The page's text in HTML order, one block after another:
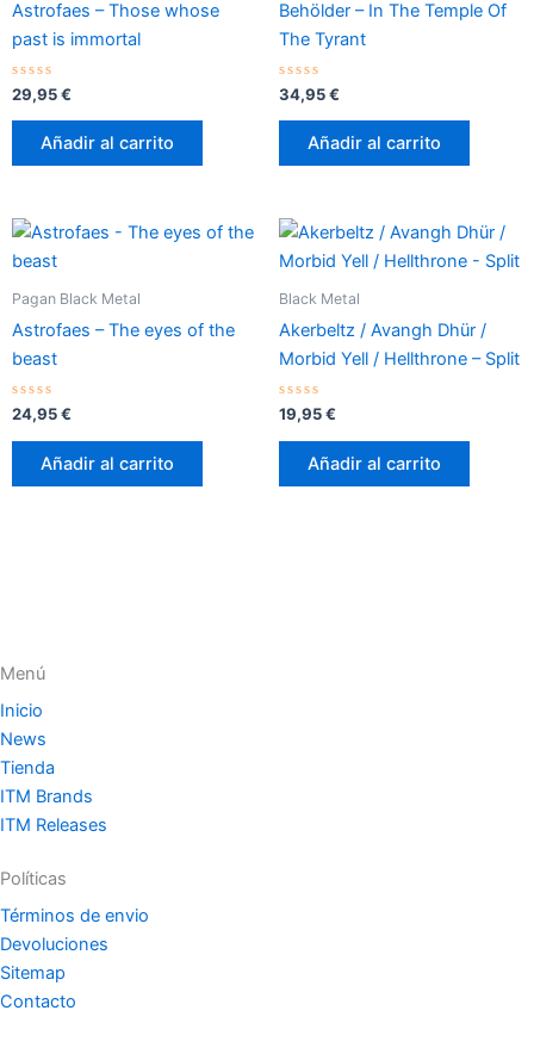
Astrofaes – Those whose
past is immortal
Valorado
con
0
29,95€
Añadir al carrito
Behölder – In The Temple Of
The Tyrant
Valorado
con
0
34,95€
Añadir al carrito
Pagan Black Metal
Astrofaes – The eyes of the
beast
Valorado
con
0
24,95€
Añadir al carrito
Black Metal
Akerbeltz / Avangh Dhür /
Morbid Yell / Hellthrone – Split
Valorado
con
0
19,95€
Añadir al carrito
Menú
Inicio
News
Tienda
ITM Brands
ITM Releases
Políticas
Términos de envio
Devoluciones
Sitemap
Contacto